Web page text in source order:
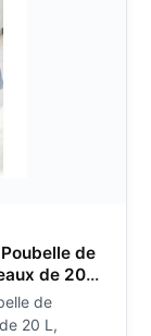
de
de 20
en Acier,
de
20 L,